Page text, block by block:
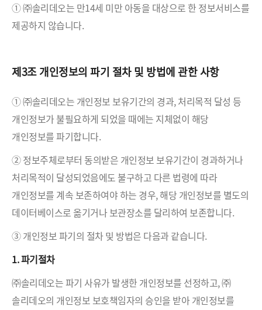
① ㈜솔리데오는 만14세 미만 아동을 대상으로 한 정보서비스를
제공하지 않습니다.
제3조 개인정보의 파기 절차 및 방법에 관한 사항
① ㈜솔리데오는 개인정보 보유기간의 경과, 처리목적 달성 등
개인정보가 불필요하게 되었을 때에는 지체없이 해당
개인정보를 파기합니다.
② 정보주체로부터 동의받은 개인정보 보유기간이 경과하거나
처리목적이 달성되었음에도 불구하고 다른 법령에 따라
개인정보를 계속 보존하여야 하는 경우, 해당 개인정보를 별도의
데이터베이스로 옮기거나 보관장소를 달리하여 보존합니다.
③ 개인정보 파기의 절차 및 방법은 다음과 같습니다.
1. 파기절차
㈜솔리데오는 파기 사유가 발생한 개인정보를 선정하고, ㈜
솔리데오의 개인정보 보호책임자의 승인을 받아 개인정보를